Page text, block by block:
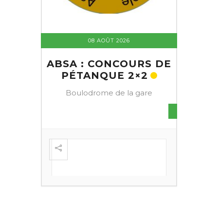
08 AOÛT 2026
ABSA : CONCOURS DE
PÉTANQUE 2×2
Boulodrome de la gare